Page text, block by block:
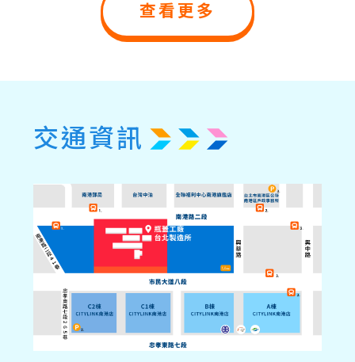
查看更多
交通資訊